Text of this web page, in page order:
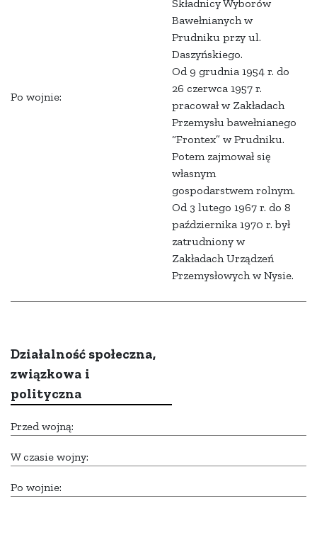
Po wojnie:
Składnicy Wyborów
Bawełnianych w
Prudniku przy ul.
Daszyńskiego.
Od 9 grudnia 1954 r. do
26 czerwca 1957 r.
pracował w Zakładach
Przemysłu bawełnianego
“Frontex” w Prudniku.
Potem zajmował się
własnym
gospodarstwem rolnym.
Od 3 lutego 1967 r. do 8
października 1970 r. był
zatrudniony w
Zakładach Urządzeń
Przemysłowych w Nysie.
Działalność społeczna,
związkowa i
polityczna
Przed wojną:
W czasie wojny:
Po wojnie: